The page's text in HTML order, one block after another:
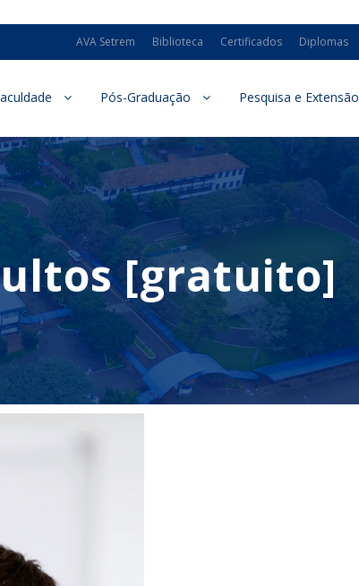
AVA Setrem Biblioteca Certificados Diplomas
Pós-Graduação Pesquisa e Extensão
[gratuito]